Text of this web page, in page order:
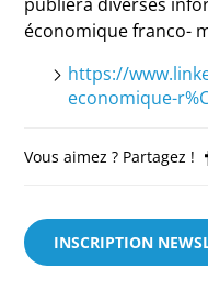
économique franco-
https://
economique-
Vous aimez ? Partagez !
INSCRIPTION